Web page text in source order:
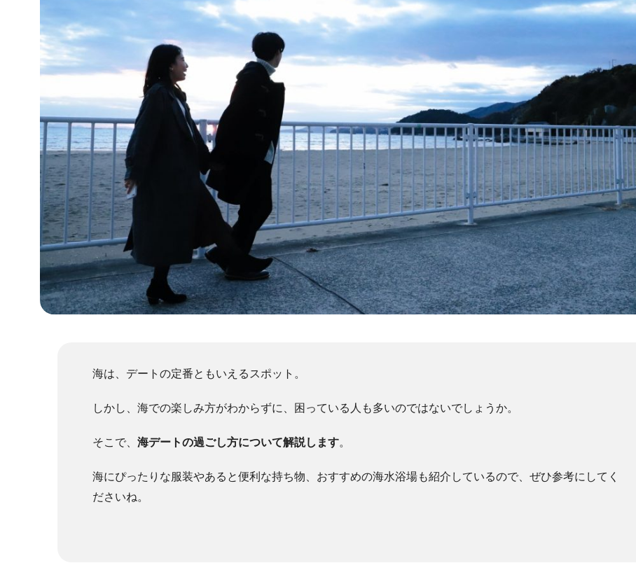
海は、デートの定番ともいえるスポット。
しかし、海での楽しみ方がわからずに、困っている人も多いのではないでしょうか。
そこで、 海デートの過ごし方について解説します。
海にぴったりな服装やあると便利な持ち物、おすすめの海水浴場も紹介しているので、ぜひ参考にしてく
ださいね。